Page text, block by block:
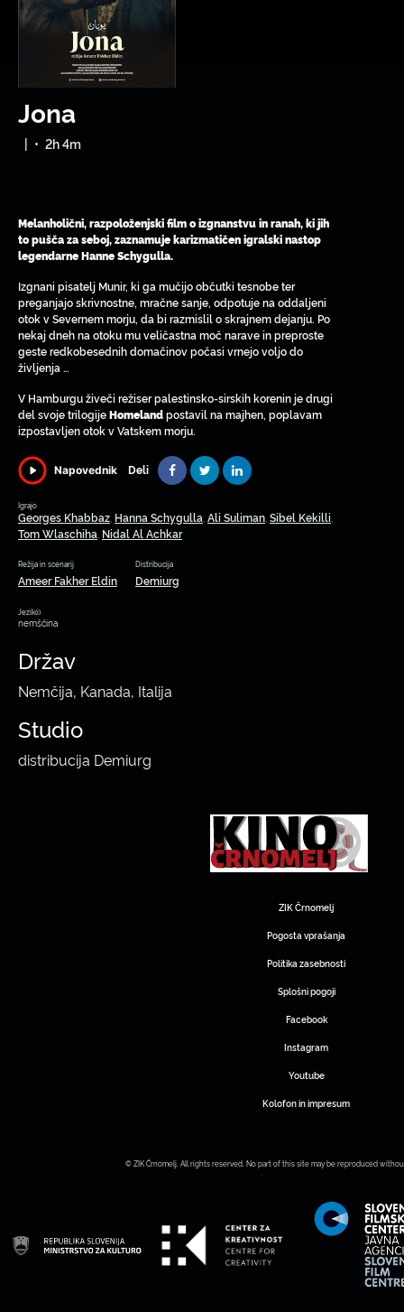
Jona
| • 2h 4m
Melanholični, razpoloženjski film o izgnanstvu in ranah, ki jih
to pušča za seboj, zaznamuje karizmatičen igralski nastop
legendarne Hanne Schygulla.
Izgnani pisatelj Munir, ki ga mučijo občutki tesnobe ter
preganjajo skrivnostne, mračne sanje, odpotuje na oddaljeni
otok v Severnem morju, da bi razmislil o skrajnem dejanju. Po
nekaj dneh na otoku mu veličastna moč narave in preproste
geste redkobesednih domačinov počasi vrnejo voljo do
življenja …
V Hamburgu živeči režiser palestinsko-sirskih korenin je drugi
del svoje trilogijeHomelandpostavil na majhen, poplavam
izpostavljen otok v Vatskem morju.
Napovednik Deli
Igrajo
Georges Khabbaz Hanna Schygulla Ali Suliman Sibel Kekilli
Tom Wlaschiha Nidal Al Achkar
Režija in scenarij
Ameer Fakher Eldin
Distribucija
Demiurg
Jezik(i)
nemščina
Držav
Nemčija, Kanada, Italija
Studio
distribucija Demiurg
ZIK Črnomelj
Pogosta vprašanja
Politika zasebnosti
Splošni pogoji
Facebook
Instagram
Youtube
Kolofon in impresum
© ZIK Črnomelj. All rights reserved. No part of this site may be reproduced